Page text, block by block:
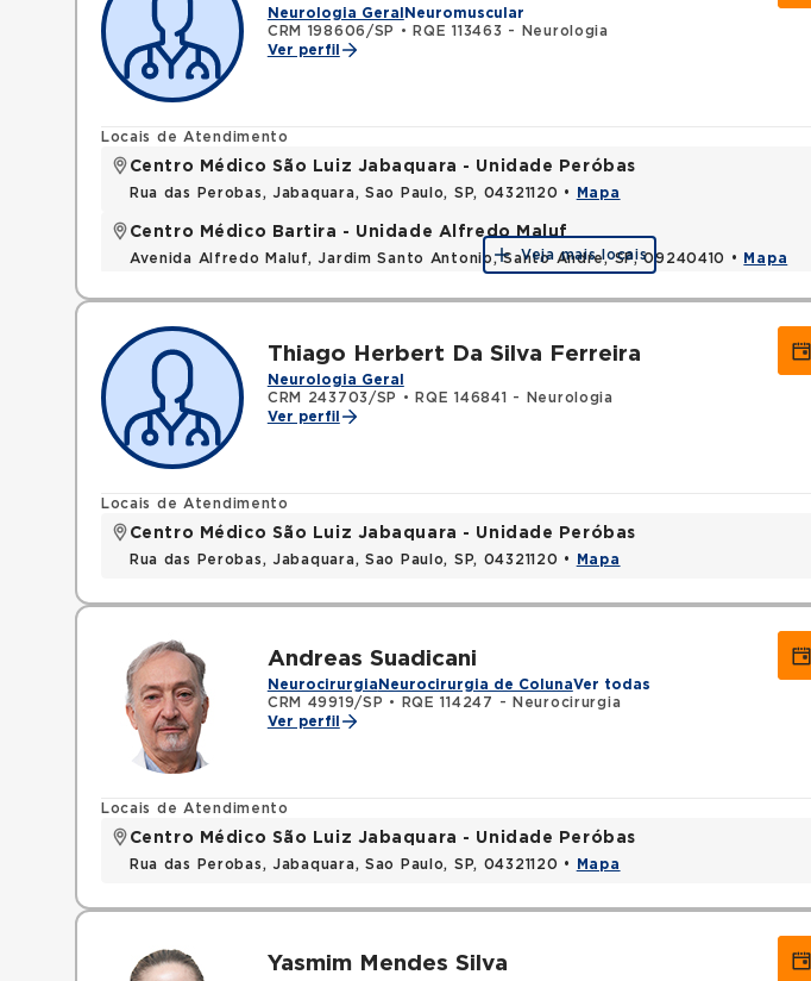
Neurologia Geral Neuromuscular
CRM 198606/SP
•
RQE 113463 - Neurologia
Ver perfil
Locais de Atendimento
Centro Médico São Luiz Jabaquara - Unidade Peróbas
Rua das Perobas, Jabaquara, Sao Paulo, SP, 04321120 • Mapa
Centro Médico Bartira - Unidade Alfredo Maluf
Avenida Alfredo Maluf, Jardim Santo Antonio, Santo Andre, SP, 09240410 • Mapa
Veja mais locais
Thiago Herbert Da Silva Ferreira
Neurologia Geral
CRM 243703/SP
•
RQE 146841 - Neurologia
Ver perfil
Locais de Atendimento
Centro Médico São Luiz Jabaquara - Unidade Peróbas
Rua das Perobas, Jabaquara, Sao Paulo, SP, 04321120 • Mapa
Andreas Suadicani
Neurocirurgia Neurocirurgia de ColunaVer todas
CRM 49919/SP •
RQE 114247 - Neurocirurgia
Ver perfil
Locais de Atendimento
Centro Médico São Luiz Jabaquara - Unidade Peróbas
Rua das Perobas, Jabaquara, Sao Paulo, SP, 04321120 • Mapa
Yasmim Mendes Silva